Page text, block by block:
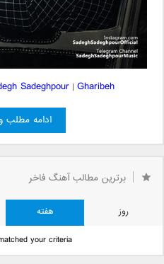
Sadeghpour | Gharibeh
ادامه مطلب
برترین مطالب آهنگ فاخر
روز هفته
your criteria.